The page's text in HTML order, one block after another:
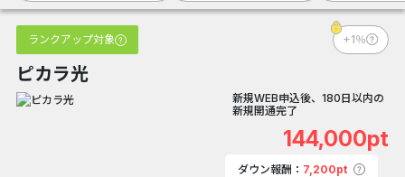
ランクアップ対象 +1％
ピカラ光
新規WEB申込後、180日以内の
新規開通完了
144,000pt
ダウン報酬： 7,200pt